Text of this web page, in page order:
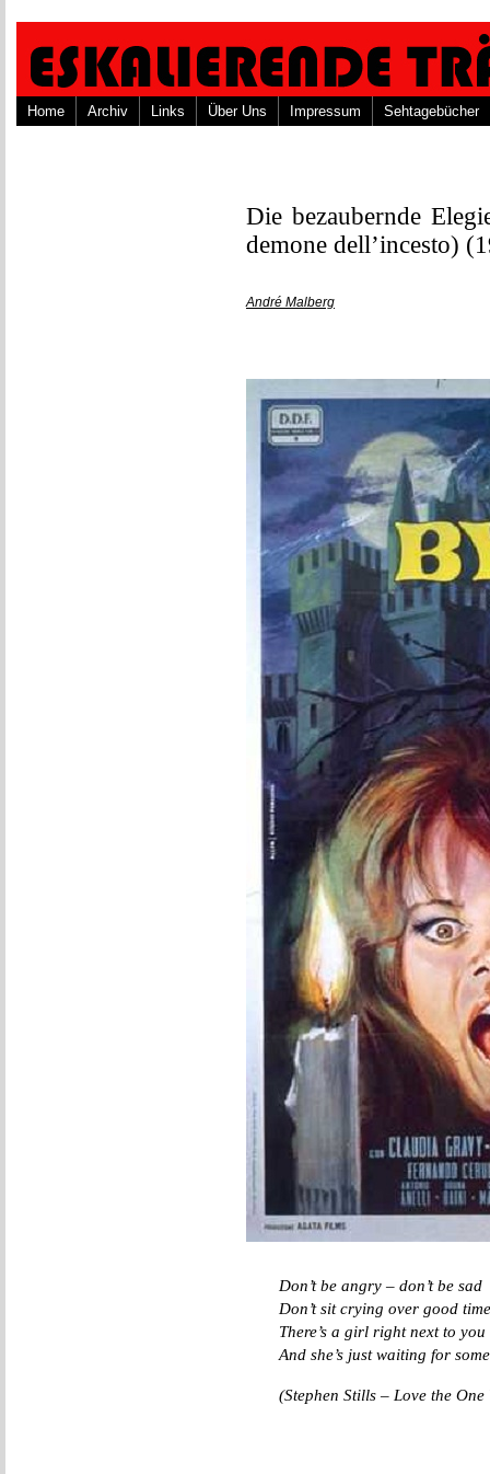
Home Archiv Links Über Uns Impressum Sehtagebücher
Die bezaubernde
demone dell’incesto)
André Malberg
Don’t be angry – don’t be sad
Don’t sit crying over good
There’s a girl right next to you
And she’s just waiting for
(Stephen Stills – Love the One